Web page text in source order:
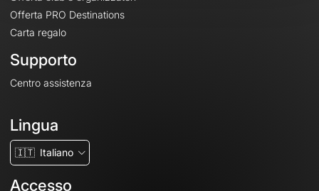
Offerta PRO Destinations
Carta regalo
Supporto
Centro assistenza
Lingua
🇮🇹 Italiano
Accesso